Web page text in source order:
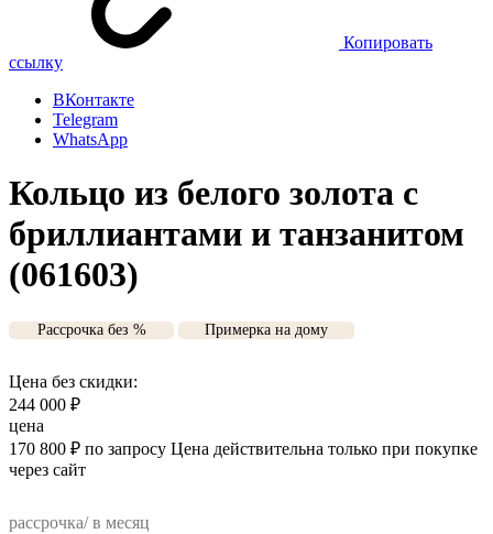
Копировать
ссылку
ВКонтакте
Telegram
WhatsApp
Кольцо из белого золота с
бриллиантами и танзанитом
(061603)
Рассрочка без % Примерка на дому
Цена без скидки:
244 000 ₽
цена
170 800 ₽ по запросу Цена действительна только при покупке
через сайт
рассрочка/ в месяц